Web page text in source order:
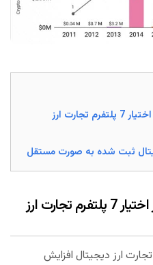
25 میلیارد دلار ارز دیجیتال در اختیار 7 پلتفرم تجارت ارز
ثبت شده به صورت مستقل
25 میلیارد دلار ارز دیجیتال در اختیار 7 پلتفرم تجارت ارز
تجارت ارز دیجیتال افزایش